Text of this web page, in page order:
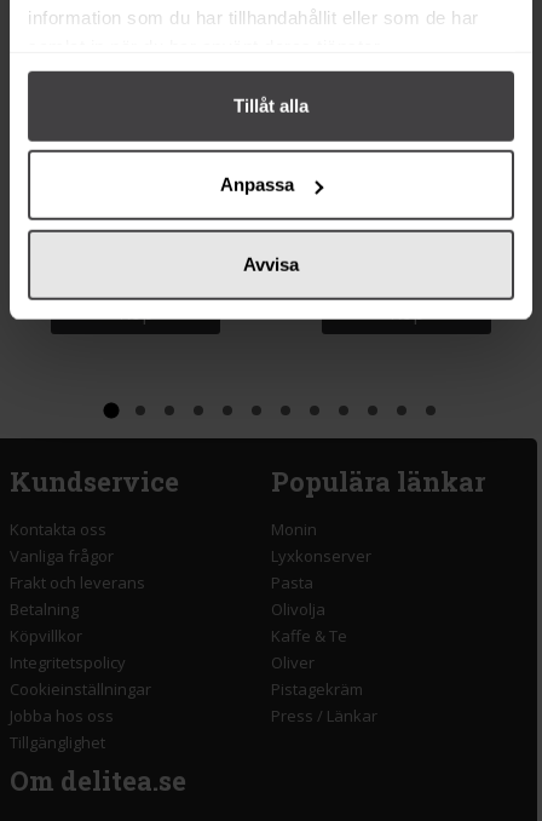
information som du har tillhandahållit eller som de har
Tillåt alla
Anpassa
Avvisa
Heberleins Heberleinare 175g
Köp
45 kr
BBQ Tasty Smoke Spicerub
Köp
Kundservice
Kontakta oss
Vanliga frågor
Frakt och leverans
Betalning
Köpvillkor
Integritetspolicy
Cookieinställningar
Jobba hos oss
Tillgänglighet
Populära länkar
Monin
Lyxkonserver
Pasta
Olivolja
Kaffe & Te
Oliver
Pistagekräm
Press / Länkar
Om delitea.se